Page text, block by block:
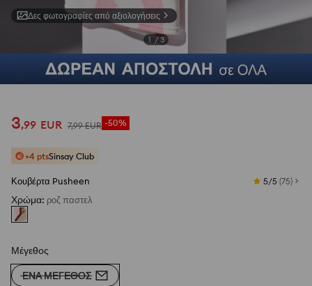
Δες φωτογραφίες από αξιολογήσεις
1 /3
3,99 EUR 7,99 EUR -50%
+4 ptsSinsay Club
Κουβέρτα Pusheen 5/5 (75)
Χρώμα: ροζ παστελ
Μέγεθος
ΈΝΑ ΜΈΓΕΘΟΣ